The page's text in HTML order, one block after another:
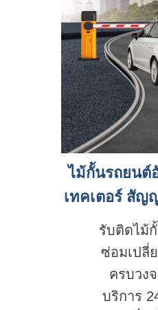
ไม้กั้นรถยนต์
เทคเตอร์ สัญ
รับติดไม้
ซ่อมเปลี่
ครบวง
บริการ